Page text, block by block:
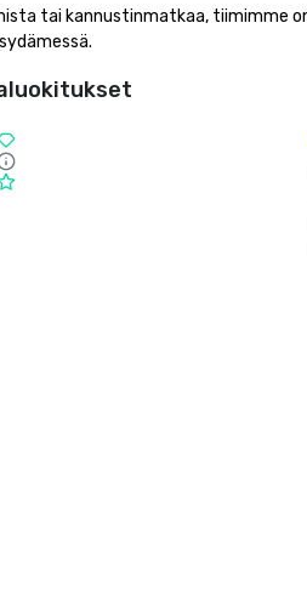
tai kannustinmatkaa, tiimimme